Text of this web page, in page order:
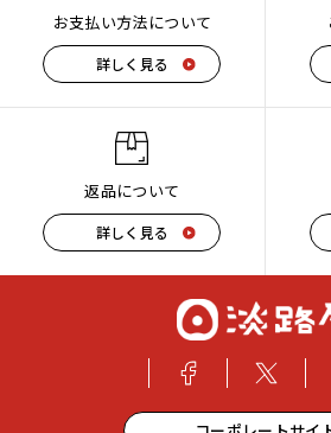
お支払い方法について
詳しく見る
返品について
詳しく見る